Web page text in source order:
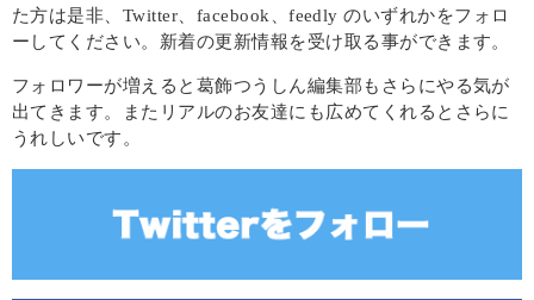
た方は是非、Twitter、facebook、feedly のいずれかをフォロ
ーしてください。新着の更新情報を受け取る事ができます。
フォロワーが増えると葛飾つうしん編集部もさらにやる気が
出てきます。またリアルのお友達にも広めてくれるとさらに
うれしいです。